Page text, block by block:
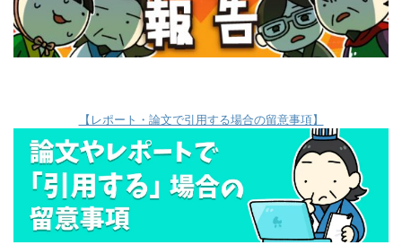
【レポート・論文で引用する場合の留意事項】